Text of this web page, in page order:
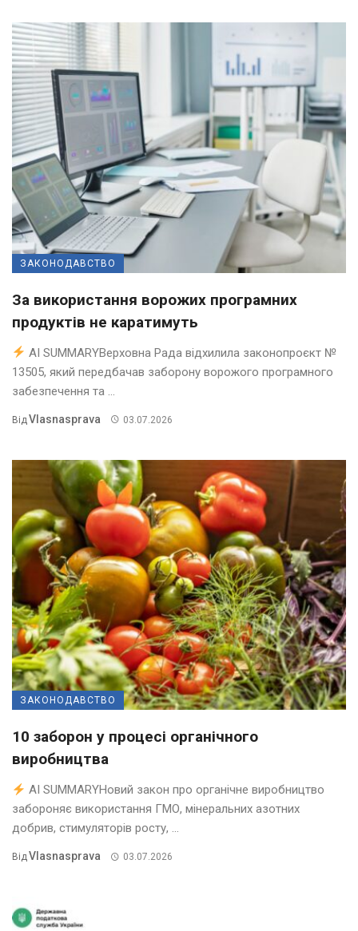
ЗАКОНОДАВСТВО
За використання ворожих програмних
продуктів не каратимуть
AI SUMMARYВерховна Рада відхилила законопроєкт №
13505, який передбачав заборону ворожого програмного
забезпечення та ...
Від Vlasnasprava 03.07.2026
ЗАКОНОДАВСТВО
10 заборон у процесі органічного
виробництва
AI SUMMARYНовий закон про органічне виробництво
забороняє використання ГМО, мінеральних азотних
добрив, стимуляторів росту, ...
ВідVlasnasprava 03.07.2026